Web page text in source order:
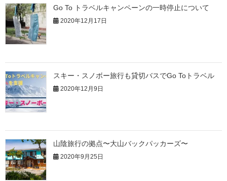
Go To トラベルキャンペーンの一時停止について
2020年12月17日
スキー・スノボー旅行も貸切バスでGo Toトラベル
2020年12月9日
山陰旅行の拠点〜大山バックパッカーズ〜
2020年9月25日